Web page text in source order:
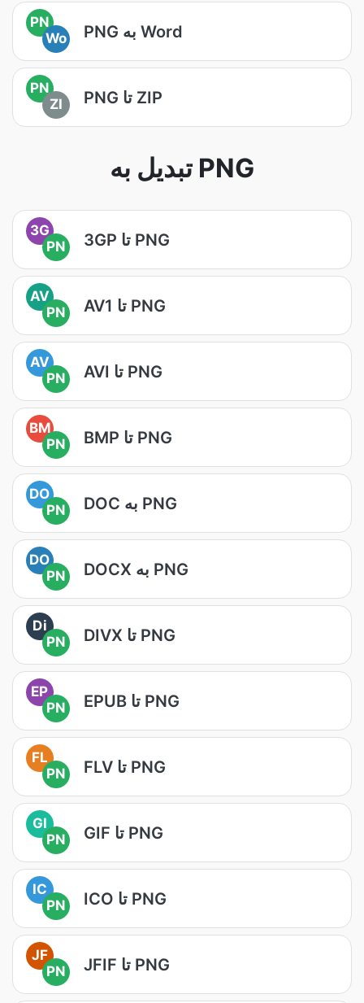
PN
Wo
PNG به Word
PN
ZI
PNG تا ZIP
تبدیل به PNG
3G
PN
3GP تا PNG
AV
PN
AV1 تا PNG
AV
PN
AVI تا PNG
BM
PN
BMP تا PNG
DO
PN
DOC به PNG
DO
PN
DOCX به PNG
Di
PN
DIVX تا PNG
EP
PN
EPUB تا PNG
FL
PN
FLV تا PNG
GI
PN
GIF تا PNG
IC
PN
ICO تا PNG
JF
PN
JFIF تا PNG